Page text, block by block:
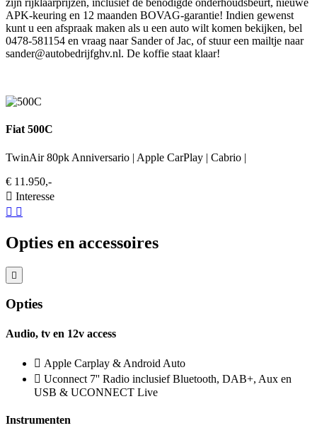
zijn rijklaarprijzen, inclusief de benodigde onderhoudsbeurt, nieuwe
APK-keuring en 12 maanden BOVAG-garantie! Indien gewenst
kunt u een afspraak maken als u een auto wilt komen bekijken, bel
0478-581154 en vraag naar Sander of Jac, of stuur een mailtje naar
sander@autobedrijfghv.nl. De koffie staat klaar!
Fiat 500C
TwinAir 80pk Anniversario | Apple CarPlay | Cabrio |
€ 11.950,-
Interesse
Opties en accessoires
Opties
Audio, tv en 12v access
Apple Carplay & Android Auto
Uconnect 7'' Radio inclusief Bluetooth, DAB+, Aux en
USB & UCONNECT Live
Instrumenten